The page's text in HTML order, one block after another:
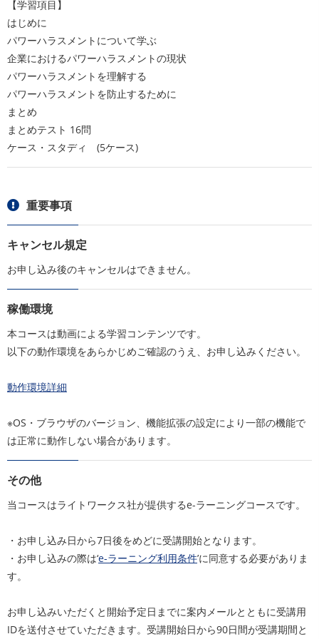
【学習項目】
はじめに
パワーハラスメントについて学ぶ
企業におけるパワーハラスメントの現状
パワーハラスメントを理解する
パワーハラスメントを防止するために
まとめ
まとめテスト 16問
ケース・スタディ (5ケース)
重要事項
キャンセル規定
お申し込み後のキャンセルはできません。
稼働環境
本コースは動画による学習コンテンツです。
以下の動作環境をあらかじめご確認のうえ、お申し込みください。
動作環境詳細
※OS・ブラウザのバージョン、機能拡張の設定により一部の機能で
は正常に動作しない場合があります。
その他
当コースはライトワークス社が提供するe-ラーニングコースです。
・お申し込み日から7日後をめどに受講開始となります。
・お申し込みの際は‘e-ラーニング利用条件’に同意する必要がありま
す。
お申し込みいただくと開始予定日までに案内メールとともに受講用
IDを送付させていただきます。受講開始日から90日間が受講期間と